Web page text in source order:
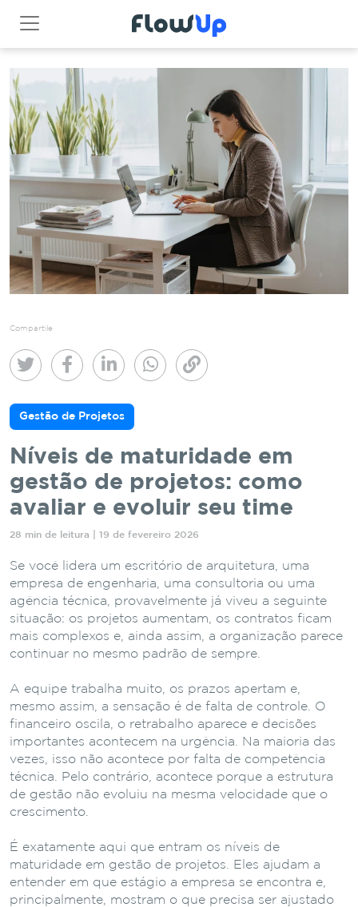
Compartile
Gestão de Projetos
Níveis de maturidade em
gestão de projetos: como
avaliar e evoluir seu time
28 min de leitura | 19 de fevereiro 2026
Se você lidera um escritório de arquitetura, uma
empresa de engenharia, uma consultoria ou uma
agência técnica, provavelmente já viveu a seguinte
situação: os projetos aumentam, os contratos ficam
mais complexos e, ainda assim, a organização parece
continuar no mesmo padrão de sempre.
A equipe trabalha muito, os prazos apertam e,
mesmo assim, a sensação é de falta de controle. O
financeiro oscila, o retrabalho aparece e decisões
importantes acontecem na urgência. Na maioria das
vezes, isso não acontece por falta de competência
técnica. Pelo contrário, acontece porque a estrutura
de gestão não evoluiu na mesma velocidade que o
crescimento.
É exatamente aqui que entram os níveis de
maturidade em gestão de projetos. Eles ajudam a
entender em que estágio a empresa se encontra e,
principalmente, mostram o que precisa ser ajustado